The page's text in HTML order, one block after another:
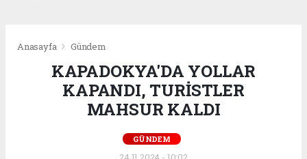
Anasayfa Gündem
KAPADOKYA'DA YOLLAR
KAPANDI, TURİSTLER
MAHSUR KALDI
GÜNDEM